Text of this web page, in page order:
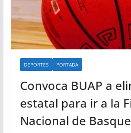
DEPORTES PORTADA
Convoca BUAP a
estatal para ir a la
Nacional de